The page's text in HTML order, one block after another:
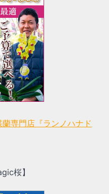
専門店『ランノハナド
桜】